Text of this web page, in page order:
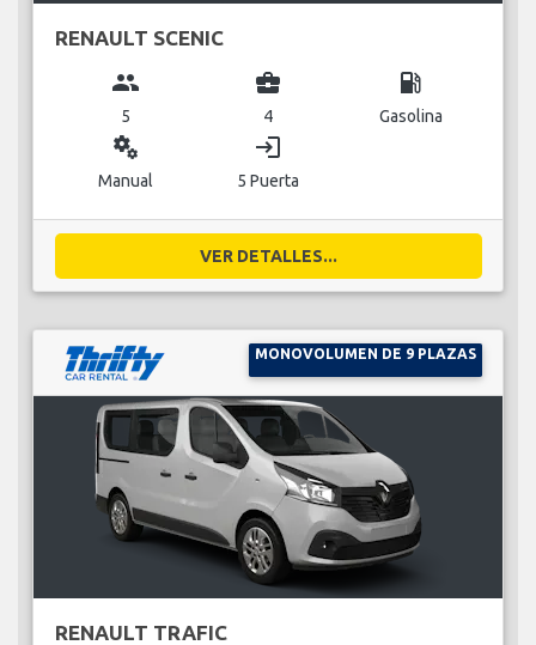
RENAULT SCENIC
group
5
business_center
4
local_gas_station
Gasolina
miscellaneous_services
Manual
login
5 Puerta
VER DETALLES...
MONOVOLUMEN DE 9 PLAZAS
RENAULT TRAFIC